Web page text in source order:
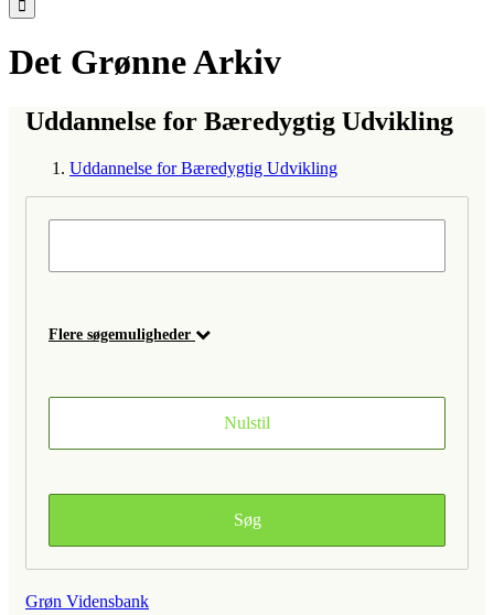
Det Grønne Arkiv
Uddannelse for Bæredygtig Udvikling
Uddannelse for Bæredygtig Udvikling
Flere søgemuligheder
Grøn Vidensbank